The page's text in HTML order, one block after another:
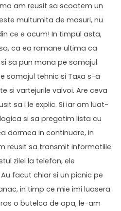
am reusit sa scoatem un
multumita de masuri, nu
ce e acum! In timpul asta,
ca ea ramane ultima ca
sa pun mana pe somajul
somajul tehnic si Taxa s-a
si vartejurile valvoi. Are ceva
sa i le explic. Si iar am luat-
si sa pregatim lista cu
dormea in continuare, in
reusit sa transmit informatiile
zilei la telefon, ele
facut chiar si un picnic pe
in timp ce mie imi luasera
o butelca de apa, le-am